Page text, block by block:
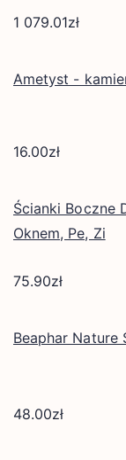
1 079.01zł
Ametyst -
16.00zł
Ścianki Boczne
Oknem, Pe, Zi
75.90zł
Beaphar Nature
48.00zł